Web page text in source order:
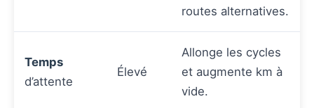
routes alternatives.
Temps
d’attente
Élevé
Allonge les cycles
et augmente km à
vide.